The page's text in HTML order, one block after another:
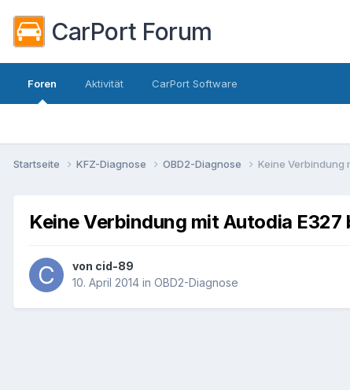
CarPort Forum
Foren Aktivität CarPort Software
Startseite KFZ-Diagnose OBD2-Diagnose Keine Verbindung
Keine Verbindung mit Autodia E327
von cid-89
10. April 2014 in OBD2-Diagnose